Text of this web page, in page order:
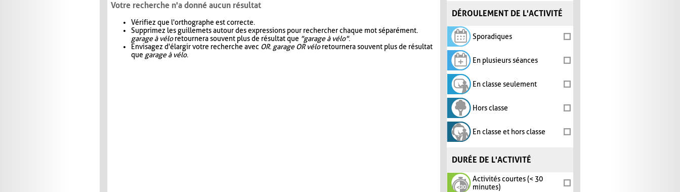
DÉROULEMENT DE L'ACTIVITÉ
Sporadiques
En plusieurs séances
En classe seulement
Hors classe
En classe et hors classe
DURÉE DE L'ACTIVITÉ
Activités courtes (< 30
minutes)
Votre recherche n'a donné aucun résultat
Vérifiez que l'orthographe est correcte.
Supprimez les guillemets autour des expressions pour rechercher chaque mot séparément.
garage à véloretournera souvent plus de résultat que "garage à vélo".
Envisagez d'élargir votre recherche avec OR. garage OR véloretournera souvent plus de résultat
que garage à vélo.